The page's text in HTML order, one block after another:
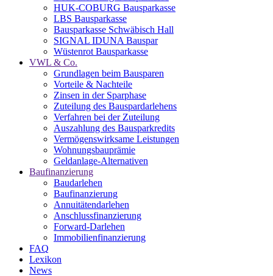
HUK-COBURG Bausparkasse
LBS Bausparkasse
Bausparkasse Schwäbisch Hall
SIGNAL IDUNA Bauspar
Wüstenrot Bausparkasse
VWL & Co.
Grundlagen beim Bausparen
Vorteile & Nachteile
Zinsen in der Sparphase
Zuteilung des Bauspardarlehens
Verfahren bei der Zuteilung
Auszahlung des Bausparkredits
Vermögenswirksame Leistungen
Wohnungsbauprämie
Geldanlage-Alternativen
Baufinanzierung
Baudarlehen
Baufinanzierung
Annuitätendarlehen
Anschlussfinanzierung
Forward-Darlehen
Immobilienfinanzierung
FAQ
Lexikon
News